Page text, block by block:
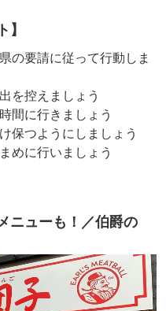
の要請に従って行動しま
を控えましょう
間に行きましょう
保つようにしましょう
めに行いましょう
ニューも！／伯爵の